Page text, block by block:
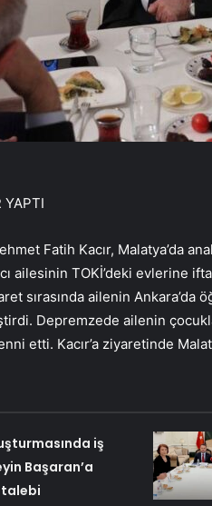
YAPTI
Fatih Kacır, Malatya’da
ailesinin TOKİ’deki evlerine
sırasında ailenin Ankara’da
Depremzede ailenin
etti. Kacır’a ziyaretinde
iş
Başaran’a